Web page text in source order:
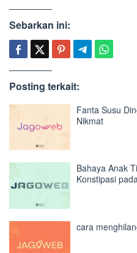
Sebarkan ini:
Posting terkait:
Fanta Susu
Nikmat
Bahaya Anak
Konstipasi
cara